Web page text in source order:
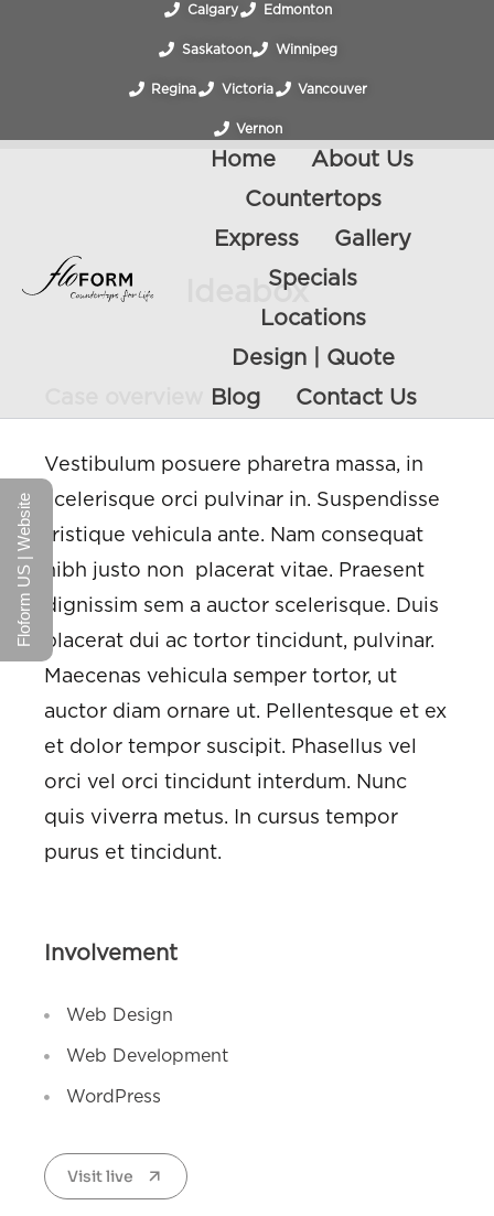
Calgary Edmonton
Saskatoon Winnipeg
Regina Victoria Vancouver
Vernon
Home
About Us
Countertops
Express
Gallery
Specials
Locations
Design | Quote
Blog
Contact Us
Ideabox
Vestibulum posuere pharetra massa, in
scelerisque orci pulvinar in. Suspendisse
tristique vehicula ante. Nam consequat
nibh justo non placerat vitae. Praesent
dignissim sem a auctor scelerisque. Duis
placerat dui ac tortor tincidunt, pulvinar.
Maecenas vehicula semper tortor, ut
auctor diam ornare ut. Pellentesque et ex
et dolor tempor suscipit. Phasellus vel
orci vel orci tincidunt interdum. Nunc
quis viverra metus. In cursus tempor
purus et tincidunt.
Involvement
Web Design
Web Development
WordPress
Visit live
Floform US | Website